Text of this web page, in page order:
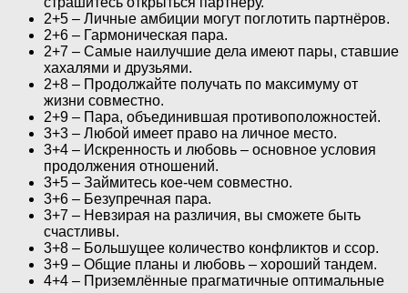
2+5 – Личные амбиции могут поглотить партнёров.
2+6 – Гармоническая пара.
2+7 – Самые наилучшие дела имеют пары, ставшие
хахалями и друзьями.
2+8 – Продолжайте получать по максимуму от
жизни совместно.
2+9 – Пара, объединившая противоположностей.
3+3 – Любой имеет право на личное место.
3+4 – Искренность и любовь – основное условия
продолжения отношений.
3+5 – Займитесь кое-чем совместно.
3+6 – Безупречная пара.
3+7 – Невзирая на различия, вы сможете быть
счастливы.
3+8 – Большущее количество конфликтов и ссор.
3+9 – Общие планы и любовь – хороший тандем.
4+4 – Приземлённые прагматичные оптимальные